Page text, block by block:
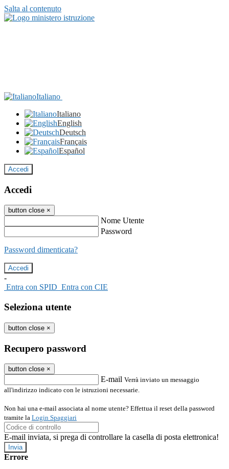
Salta al contenuto
Italiano
Italiano
English
Deutsch
Français
Español
Accedi
Accedi
button close ×
Nome Utente
Password
Password dimenticata?
-
Entra con SPID Entra con CIE
Seleziona utente
button close ×
Recupero password
button close ×
E-mail Verrà inviato un messaggio
all'indirizzo indicato con le istruzioni necessarie.
Non hai una e-mail associata al nome utente? Effettua il reset della password
tramite la Login Spaggiari
E-mail inviata, si prega di controllare la casella di posta elettronica!
Errore